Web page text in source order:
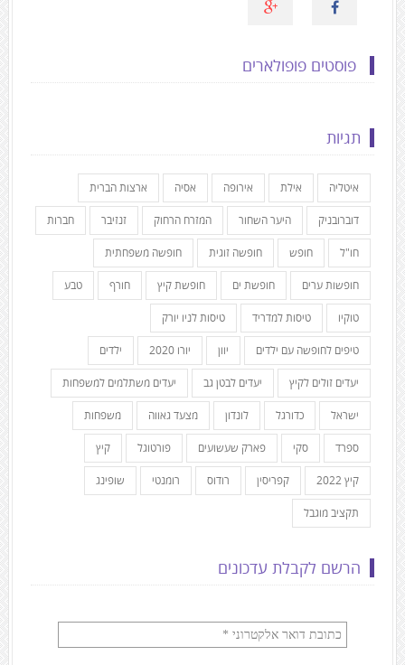
פוסטים פופולארים
תגיות
איטליה אילת אירופה אסיה ארצות הברית
דוברובניק היער השחור המזרח הרחוק זנזיבר חברות
חו"ל חופש חופשה זוגית חופשה משפחתית
חופשות ערים חופשת ים חופשת קיץ חורף טבע
טוקיו טיסות למדריד טיסות לניו יורק
טיפים לחופשה עם ילדים יוון יורו 2020 ילדים
יעדים זולים לקיץ יעדים לבטן גב יעדים משתלמים למשפחות
ישראל כדורגל לונדון מצעד גאווה משפחות
ספרד סקי פארק שעשועים פורטוגל קיץ
קיץ 2022 קפריסין רודוס רומנטי שופינג
תקציב מוגבל
הרשם לקבלת עדכונים